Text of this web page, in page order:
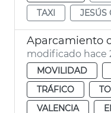
TAXI
JESÚS
Aparcamiento
modificado hace
MOVILIDAD
TRÁFICO
VALENCIA